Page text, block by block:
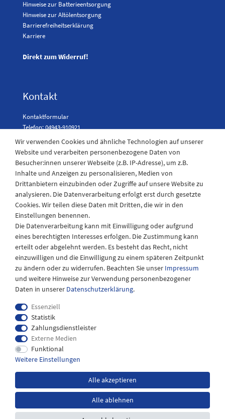
Hinweise zur Batterieentsorgung
Hinweise zur Altölentsorgung
Barrierefreiheitserklärung
Karriere
Direkt zum Widerruf!
Kontakt
Kontaktformular
Telefon: 04943-910921
Laden Öffnungszeiten
Montag - Freitag
08:30 - 12:30 und 13.00 - 17.30 Uhr
Samstags
08:30 bis 12:30 Uhr
Impressum
Widerrufs­recht
Versandkosten
Wir verwenden Cookies und ähnliche Technologien auf unserer
Website und verarbeiten personenbezogene Daten von
Besucher:innen unserer Webseite (z.B. IP-Adresse), um z.B.
Inhalte und Anzeigen zu personalisieren, Medien von
Drittanbietern einzubinden oder Zugriffe auf unsere Website zu
analysieren. Die Datenverarbeitung erfolgt erst durch gesetzte
Cookies. Wir teilen diese Daten mit Dritten, die wir in den
Einstellungen benennen.
Die Datenverarbeitung kann mit Einwilligung oder aufgrund
eines berechtigten Interesses erfolgen. Die Zustimmung kann
erteilt oder abgelehnt werden. Es besteht das Recht, nicht
einzuwilligen und die Einwilligung zu einem späteren Zeitpunkt
zu ändern oder zu widerrufen. Beachten Sie unser Impressum
und weitere Hinweise zur Verwendung personenbezogener
Daten in unserer Daten­schutz­erklärung.
Essenziell
Statistik
Zahlungsdienstleister
Externe Medien
Funktional
Weitere Einstellungen
Alle akzeptieren
Alle ablehnen